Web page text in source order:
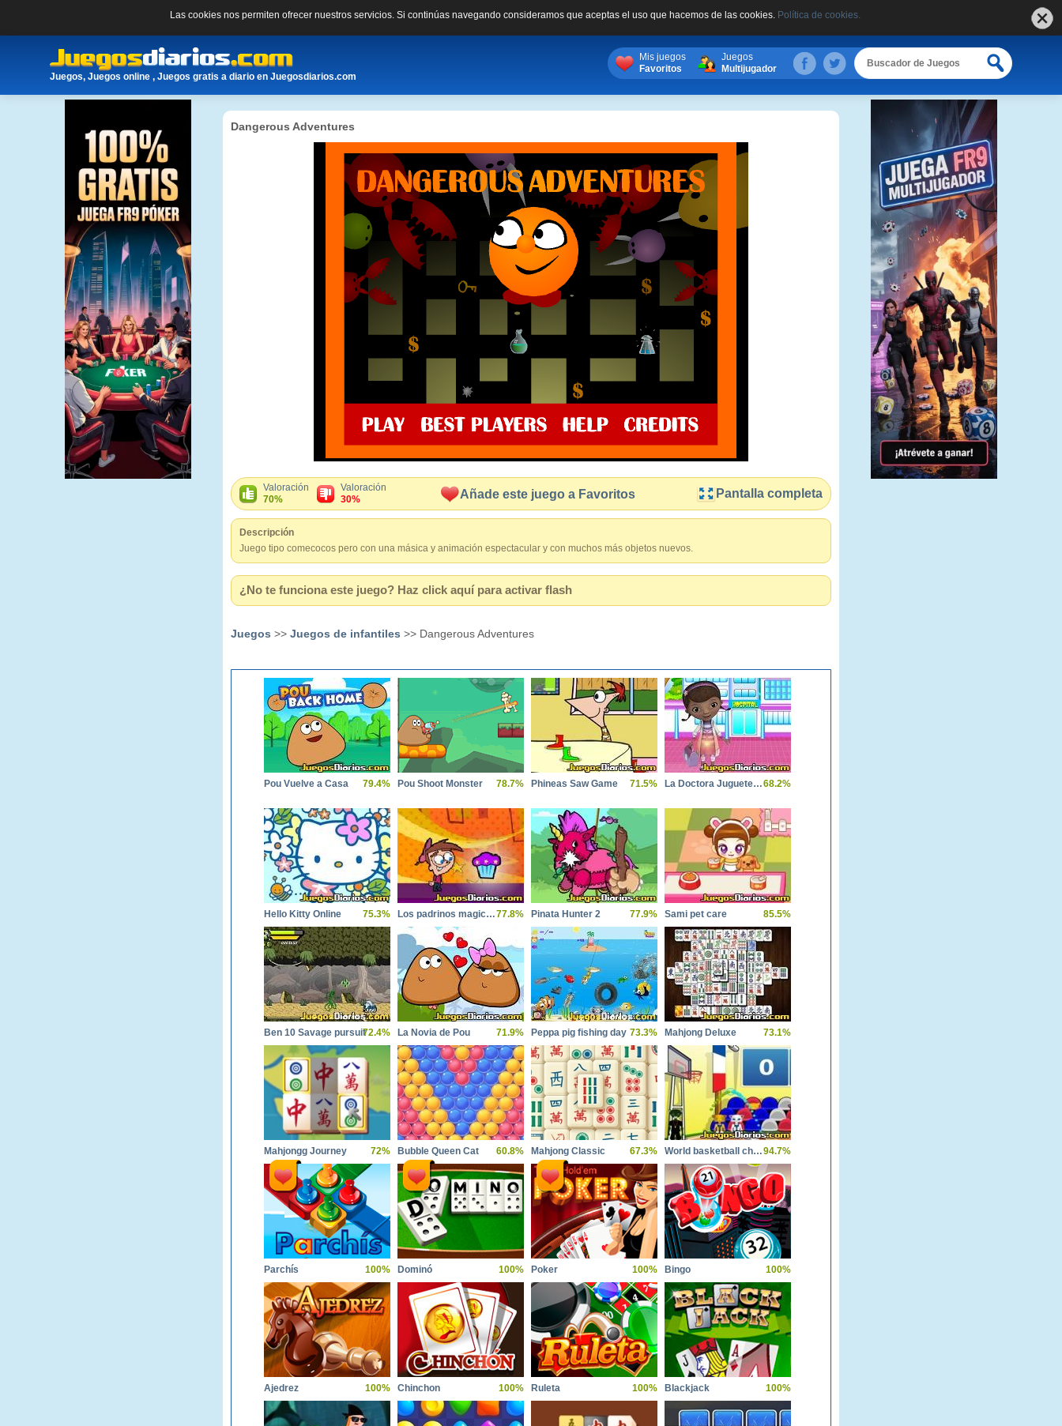
Las cookies nos permiten ofrecer nuestros servicios. Si continúas navegando consideramos que aceptas el uso que hacemos de las cookies. Política de cookies.
Juegos, Juegos online , Juegos gratis a diario en Juegosdiarios.com
Mis juegos
Favoritos
Juegos
Multijugador
Dangerous Adventures
Valoración
70%
Valoración
30%
Añade este juego a Favoritos Pantalla completa
Descripción
Juego tipo comecocos pero con una másica y animación espectacular y con muchos más objetos nuevos.
¿No te funciona este juego? Haz click aquí para activar flash
Juegos >> Juegos de infantiles >> Dangerous Adventures
Pou Vuelve a Casa 79.4% Pou Shoot Monster 78.7% Phineas Saw Game 71.5% La Doctora Juguetes en el Hospital68.2%
Hello Kitty Online 75.3% Los padrinos magicos aventura magica77.8% Pinata Hunter 2 77.9% Sami pet care 85.5%
Ben 10 Savage pursuit72.4% La Novia de Pou 71.9% Peppa pig fishing day 73.3% Mahjong Deluxe 73.1%
Mahjongg Journey 72% Bubble Queen Cat 60.8% Mahjong Classic 67.3% World basketball championship94.7%
Parchís 100% Dominó 100% Poker 100% Bingo 100%
Ajedrez 100% Chinchon 100% Ruleta 100% Blackjack 100%